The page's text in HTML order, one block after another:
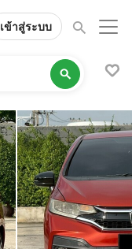
เข้าสู่ระบบ